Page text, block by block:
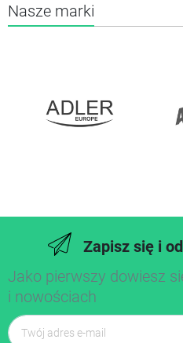
Nasze marki
Zapisz się i
Jako pierwszy dowiesz
i nowościach